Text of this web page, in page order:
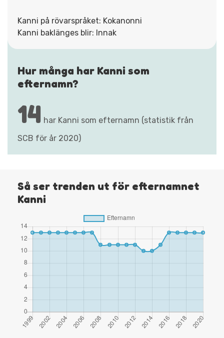
Kanni på rövarspråket: Kokanonni
Kanni baklänges blir: Innak
Hur många har Kanni som
efternamn?
14 har Kanni som efternamn (statistik från
SCB för år 2020)
Så ser trenden ut för efternamnet
Kanni